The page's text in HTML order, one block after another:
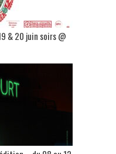
& 20 juin soirs @